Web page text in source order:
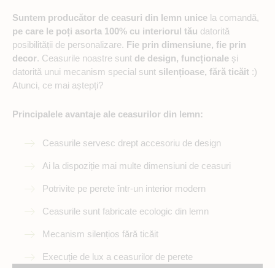
Suntem producător de ceasuri din lemn unice la comandă,
pe care le poți asorta 100% cu interiorul tău datorită
posibilității de personalizare. Fie prin dimensiune, fie prin
decor. Ceasurile noastre sunt de design, funcționale și
datorită unui mecanism special sunt silențioase, fără ticăit :)
Atunci, ce mai aștepți?
Principalele avantaje ale ceasurilor din lemn:
Ceasurile servesc drept accesoriu de design
Ai la dispoziție mai multe dimensiuni de ceasuri
Potrivite pe perete într-un interior modern
Ceasurile sunt fabricate ecologic din lemn
Mecanism silențios fără ticăit
Execuție de lux a ceasurilor de perete